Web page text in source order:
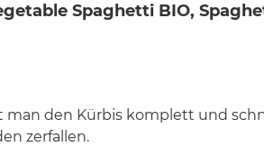
Spaghetti BIO,
man den Kürbis komplett und
zerfallen.